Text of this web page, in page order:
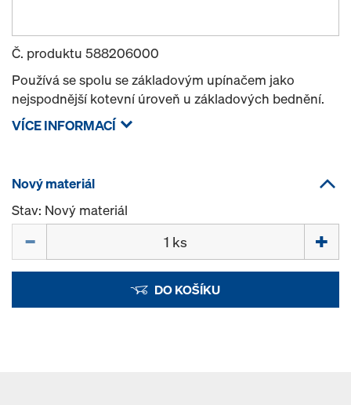
Č. produktu 588206000
Používá se spolu se základovým upínačem jako
nejspodnější kotevní úroveň u základových bednění.
VÍCE INFORMACÍ
Nový materiál
Stav: Nový materiál
DO KOŠÍKU